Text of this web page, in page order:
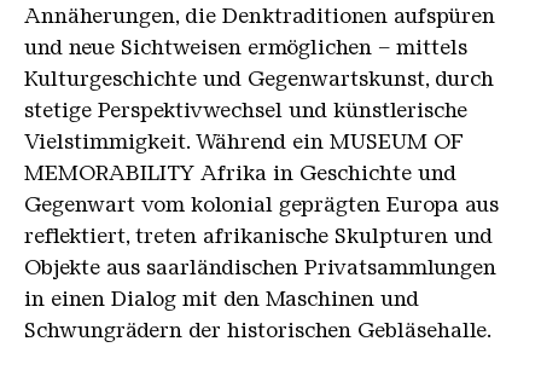
Annäherungen, die Denktraditionen aufspüren
und neue Sichtweisen ermöglichen – mittels
Kulturgeschichte und Gegenwartskunst, durch
stetige Perspektivwechsel und künstlerische
Vielstimmigkeit. Während ein MUSEUM OF
MEMORABILITY Afrika in Geschichte und
Gegenwart vom kolonial geprägten Europa aus
reflektiert, treten afrikanische Skulpturen und
Objekte aus saarländischen Privatsammlungen
in einen Dialog mit den Maschinen und
Schwungrädern der historischen Gebläsehalle.